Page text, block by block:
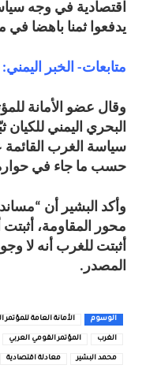
اقتصادية في وجه
يدفعوا ثمنا باهضا في
متابعات- الخبر اليمني:
وقال عضو الأمانة
البحري اليمني
سياسة الغرب القائمة
حسب ما جاء في
وأكد البشير أن
محور المقاومة، أثبتت
أثبتت للغرب أنه لا
المصدر.
الوسوم الأمانة العامة للمؤتمر
الغرب المؤتمر القومي العربي
محمد البشير معادلة اقتصادية